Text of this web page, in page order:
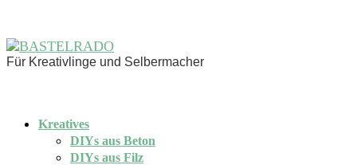
Für Kreativlinge und Selbermacher
Kreatives
DIYs aus Beton
DIYs aus Filz